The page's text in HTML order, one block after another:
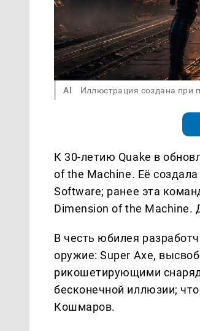
AI Иллюстрация создана при
К 30-летию Quake в
of the Machine. Её
Software; ранее эта
Dimension of the Machine.
В честь юбилея
оружие: Super Axe,
рикошетирующими
бесконечной иллюзии;
Кошмаров.